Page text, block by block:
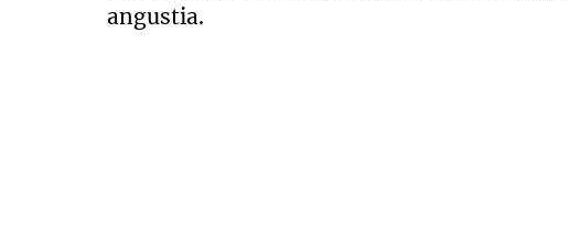
angustia.